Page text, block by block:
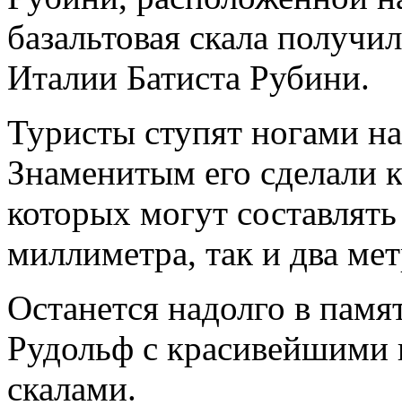
базальтовая скала
Италии Батиста Рубини.
Туристы ступят ногами
Знаменитым его сделали
которых могут
миллиметра, так и два
Останется надолго в
Рудольф с
скалами.